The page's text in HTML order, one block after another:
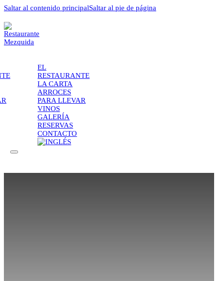
Saltar al contenido principalSaltar al pie de página
EL
RESTAURANTE
LA CARTA
ARROCES
PARA LLEVAR
VINOS
GALERÍA
RESERVAS
CONTACTO